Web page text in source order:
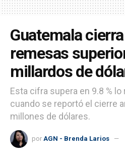
Guatemala
remesas
millardos de
Esta cifra supera en 9.8 %
cuando se reportó el cierre
millones de dólares.
por AGN - Brenda Larios